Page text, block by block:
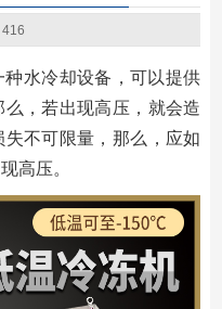
416
水冷却设备，可以提供
，若出现高压，就会造
不可限量，那么，应如
高压。